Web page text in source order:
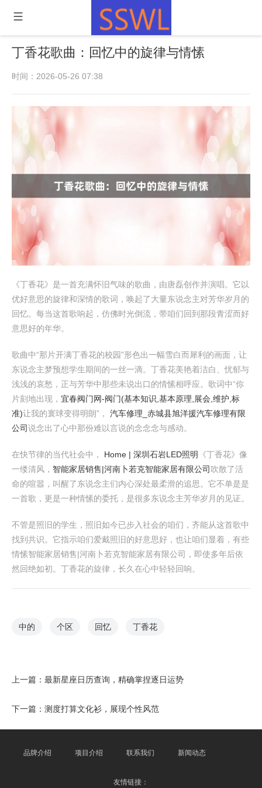
丁香花歌曲：回忆中的旋律与情愫
时间：2026-05-26 07:38
《丁香花》是一首充满怀旧气味的歌曲，由唐磊创作并演唱。它以
优好意思的旋律和深情的歌词，唤起了大量东说念主对芳华岁月的
回忆。每当这首歌响起，仿佛时光倒流，带咱们回到那段青涩而好
意思好的年华。
歌曲中“那片开满丁香花的校园”形色出一幅雪白而犀利的画面，让
东说念主梦预想学生期间的一丝一滴。丁香花美艳着洁白、忧郁与
浅浅的哀愁，正与芳华中那些未说出口的情愫相呼应。歌词中“你
片刻地出现， 宜春阀门网-阀门(基本知识,基本原理,展会,维护,标
准)让我的寰球变得明朗”， 汽车修理_赤城县旭洋援汽车修理有限
公司说念出了心中那份难以言说的念念念与感动。
在快节律的当代社会中， Home | 深圳石岩LED照明
《丁香花》像
一缕清风， 智能家居销售|河南卜若克智能家居有限公司 吹散了活
命的喧嚣，叫醒了东说念主们内心深处最柔滑的追思。它不单是是
一首歌，更是一种情愫的委托，是很多东说念主芳华岁月的见证。
不管是照旧的学生，照旧如今已步入社会的咱们，齐能从这首歌中
找到共识。它指示咱们爱戴照旧的好意思好，也让咱们显着，有些
情愫智能家居销售|河南卜若克智能家居有限公司，即使多年后依
然回绝如初。丁香花的旋律，长久在心中轻轻回响。
中的 个区 回忆 丁香花
上一篇： 最新星座日历查询，精确掌捏逐日运势
下一篇： 测度打算文化衫，展现个性风范
品牌介绍 项目介绍 联系我们 新闻动态
友情链接：